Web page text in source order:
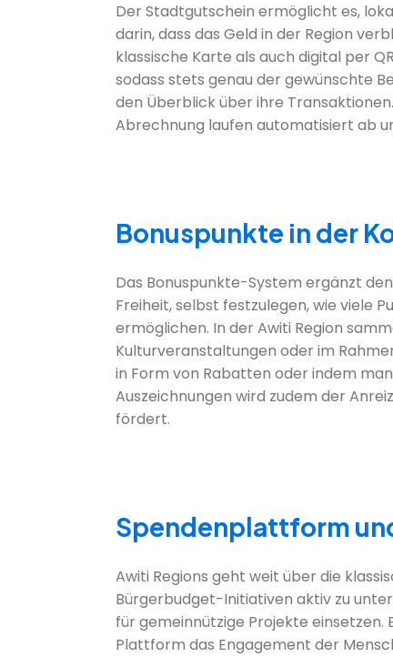
Der Stadtgutschein ermöglicht es,
darin, dass das Geld in der Region
klassische Karte als auch digital per
sodass stets genau der gewünschte
den Überblick über ihre
Abrechnung laufen automatisiert ab
Bonuspunkte in der
Das Bonuspunkte-System ergänzt
Freiheit, selbst festzulegen, wie viele
ermöglichen. In der Awiti Region
Kulturveranstaltungen oder im
in Form von Rabatten oder indem
Auszeichnungen wird zudem der
fördert.
Spendenplattform
Awiti Regions geht weit über die
Bürgerbudget-Initiativen aktiv zu
für gemeinnützige Projekte
Plattform das Engagement der